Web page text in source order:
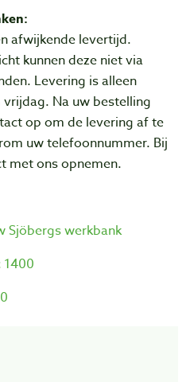
afwijkende levertijd.
kunnen deze niet via
Levering is alleen
Na uw bestelling
op om de levering af te
uw telefoonnummer. Bij
met ons opnemen.
Sjöbergs werkbank